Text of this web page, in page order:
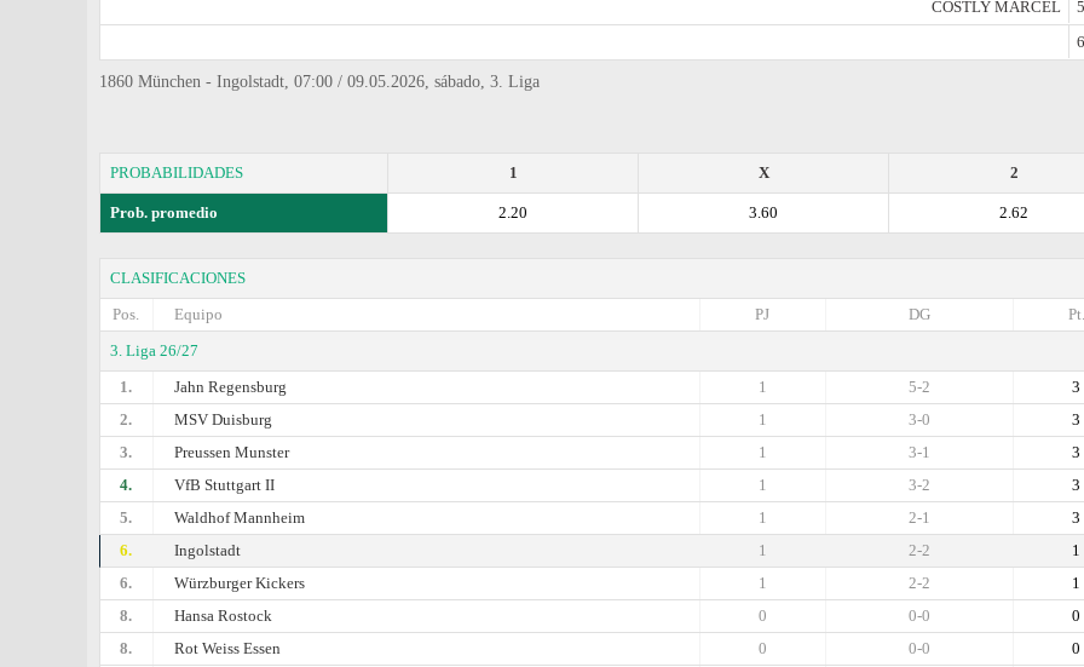
COSTLY MARCEL
1860 München - Ingolstadt, 07:00 / 09.05.2026, sábado, 3. Liga
PROBABILIDADES 2
X
1
Prob. promedio 2.62
3.60
2.20
CLASIFICACIONES
Pos.
Equipo Pt.
DG
PJ
3. Liga 26/27
1.
Jahn Regensburg 3
5-2
1
2.
MSV Duisburg 3
3-0
1
3.
Preussen Munster 3
3-1
1
4.
VfB Stuttgart II 3
3-2
1
5.
Waldhof Mannheim 3
2-1
1
6.
Ingolstadt 1
2-2
1
6.
Würzburger Kickers 1
2-2
1
8.
Hansa Rostock 0
0-0
0
8.
Rot Weiss Essen 0
0-0
0